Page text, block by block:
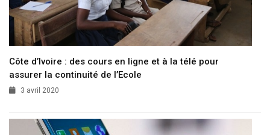
Côte d’Ivoire : des cours en ligne et à la télé pour
assurer la continuité de l’Ecole
3 avril 2020